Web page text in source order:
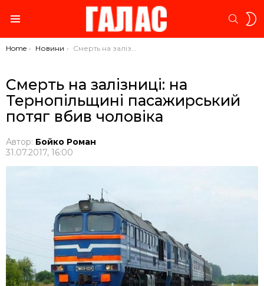
You are here:
Home Новини Смерть на залізниці: на Тернопільщині пасажирський потяг вбив чоловіка
Смерть на залізниці: на
Тернопільщині пасажирський
потяг вбив чоловіка
Автор: Бойко Роман
31.07.2017, 16:00